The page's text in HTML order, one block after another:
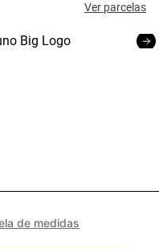
Ver parcelas
de medidas